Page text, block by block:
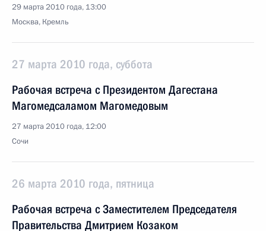
29 марта 2010 года, 13:00
Москва, Кремль
27 марта 2010 года, суббота
Рабочая встреча с Президентом Дагестана
Магомедсаламом Магомедовым
27 марта 2010 года, 12:00
Сочи
26 марта 2010 года, пятница
Рабочая встреча с Заместителем Председателя
Правительства Дмитрием Козаком